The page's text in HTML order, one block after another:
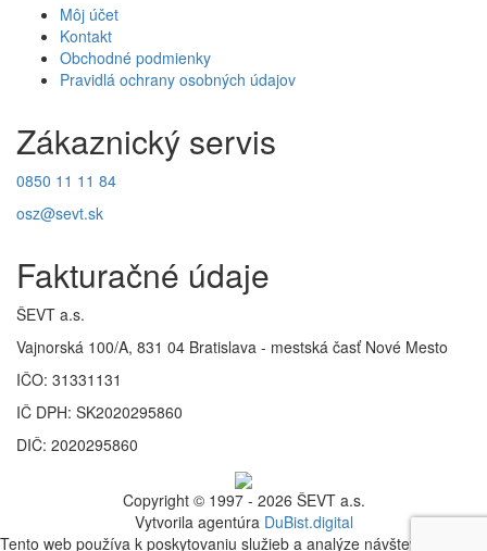
Môj účet
Kontakt
Obchodné podmienky
Pravidlá ochrany osobných údajov
Zákaznický servis
0850 11 11 84
osz@sevt.sk
Fakturačné údaje
ŠEVT a.s.
Vajnorská 100/A, 831 04 Bratislava - mestská časť Nové Mesto
IČO: 31331131
IČ DPH: SK2020295860
DIČ: 2020295860
Copyright © 1997 - 2026 ŠEVT a.s.
Vytvorila agentúra DuBist.digital
Tento web používa k poskytovaniu služieb a analýze návštevnosti